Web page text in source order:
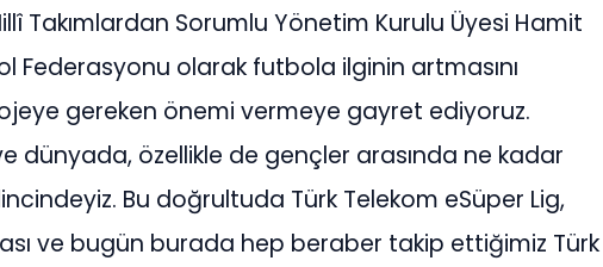
Takımlardan Sorumlu Yönetim Kurulu Üyesi Hamit
Federasyonu olarak futbola ilginin artmasını
gereken önemi vermeye gayret ediyoruz.
dünyada, özellikle de gençler arasında ne kadar
Bu doğrultuda Türk Telekom eSüper Lig,
ve bugün burada hep beraber takip ettiğimiz Türk